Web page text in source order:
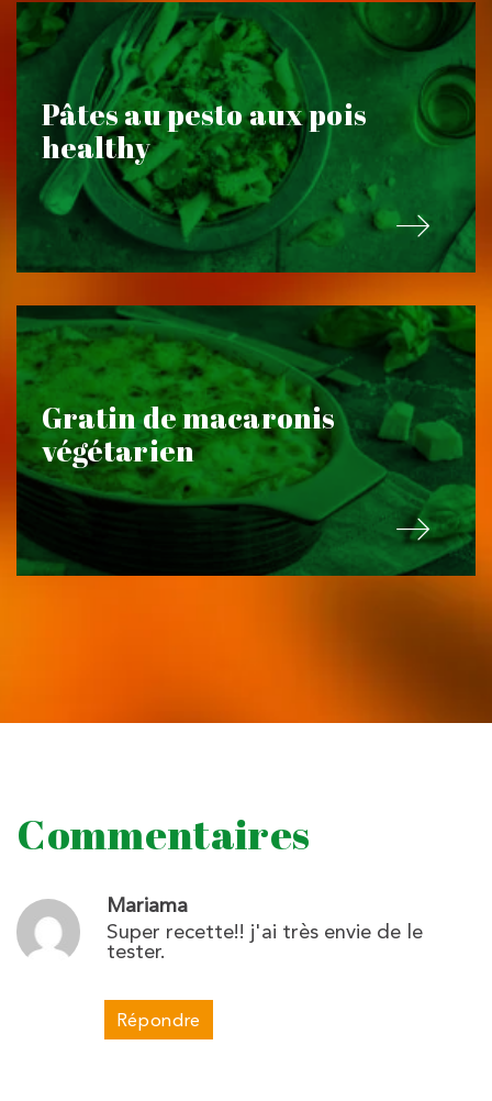
Pâtes au pesto aux pois
healthy
Gratin de macaronis
végétarien
Commentaires
Mariama
Super recette!! j'ai très envie de le
tester.
Répondre